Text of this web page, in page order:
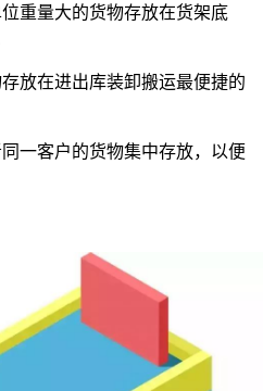
位重量大的货物存放在货架底
存放在进出库装卸搬运最便捷的
同一客户的货物集中存放，以便